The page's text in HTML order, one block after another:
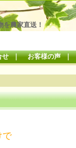
農家直送！
せ｜ お客様の声｜
で